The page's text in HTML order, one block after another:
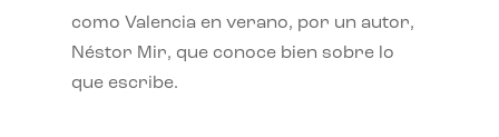
como Valencia en verano, por un autor,
Néstor Mir, que conoce bien sobre lo
que escribe.